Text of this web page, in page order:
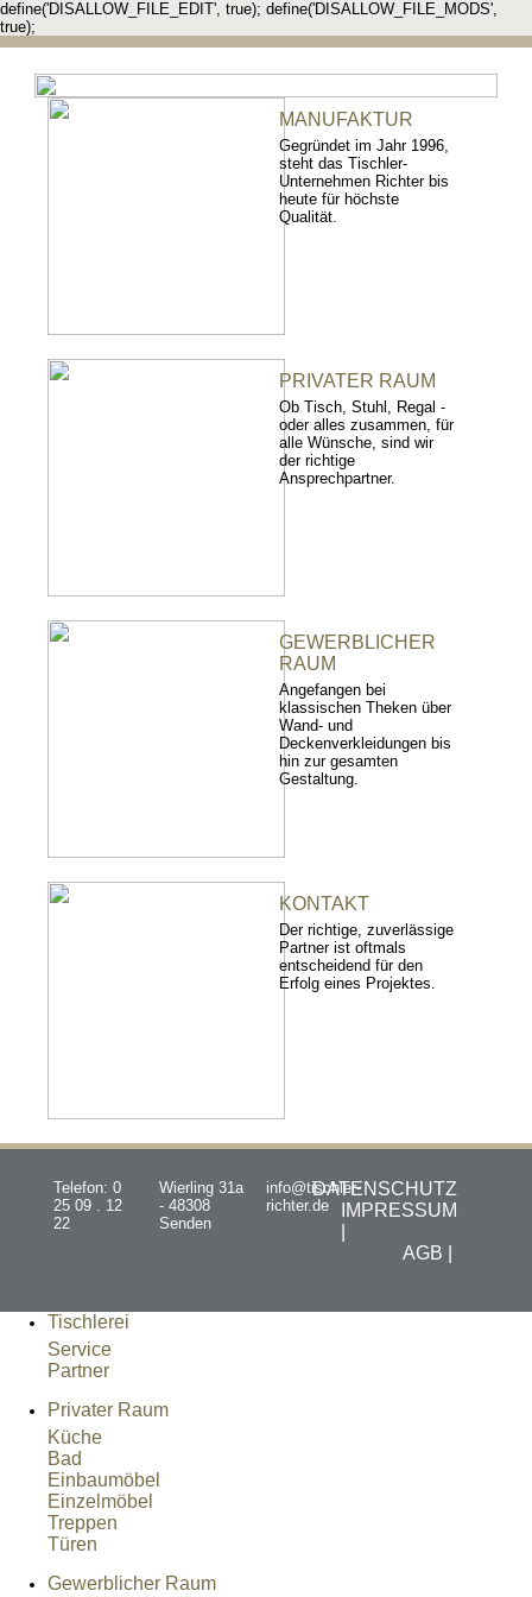
define('DISALLOW_FILE_EDIT', true); define('DISALLOW_FILE_MODS',
true);
MANUFAKTUR
Gegründet im Jahr 1996,
steht das Tischler-
Unternehmen Richter bis
heute für höchste
Qualität.
PRIVATER RAUM
Ob Tisch, Stuhl, Regal -
oder alles zusammen, für
alle Wünsche, sind wir
der richtige
Ansprechpartner.
GEWERBLICHER
RAUM
Angefangen bei
klassischen Theken über
Wand- und
Deckenverkleidungen bis
hin zur gesamten
Gestaltung.
KONTAKT
Der richtige, zuverlässige
Partner ist oftmals
entscheidend für den
Erfolg eines Projektes.
Telefon: 0
25 09 . 12
22
Wierling 31a
- 48308
Senden
info@tischler-
richter.de
DATENSCHUTZ
IMPRESSUM
AGB |
Tischlerei
Service
Partner
Privater Raum
Küche
Bad
Einbaumöbel
Einzelmöbel
Treppen
Türen
Gewerblicher Raum